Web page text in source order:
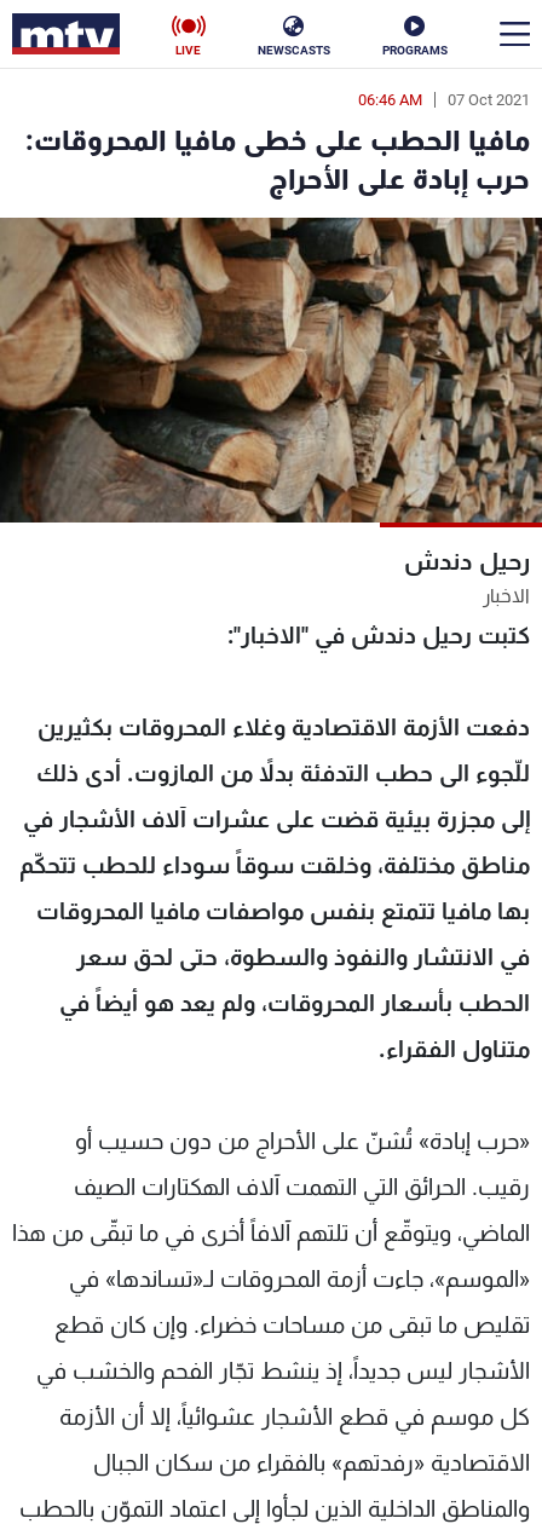
PROGRAMS
NEWSCASTS
LIVE
07 Oct 2021
06:46 AM
مافيا الحطب على خطى مافيا المحروقات:
حرب إبادة على الأحراج
رحيل دندش
الاخبار
كتبت رحيل دندش في "الاخبار":
دفعت الأزمة الاقتصادية وغلاء المحروقات بكثيرين
للّجوء الى حطب التدفئة بدلاً من المازوت. أدى ذلك
إلى مجزرة بيئية قضت على عشرات آلاف الأشجار في
مناطق مختلفة، وخلقت سوقاً سوداء للحطب تتحكّم
بها مافيا تتمتع بنفس مواصفات مافيا المحروقات
في الانتشار والنفوذ والسطوة، حتى لحق سعر
الحطب بأسعار المحروقات، ولم يعد هو أيضاً في
متناول الفقراء.
«حرب إبادة» تُشنّ على الأحراج من دون حسيب أو
رقيب. الحرائق التي التهمت آلاف الهكتارات الصيف
الماضي، ويتوقّع أن تلتهم آلافاً أخرى في ما تبقّى من هذا
«الموسم»، جاءت أزمة المحروقات لـ«تساندها» في
تقليص ما تبقى من مساحات خضراء. وإن كان قطع
الأشجار ليس جديداً، إذ ينشط تجّار الفحم والخشب في
كل موسم في قطع الأشجار عشوائياً، إلا أن الأزمة
الاقتصادية «رفدتهم» بالفقراء من سكان الجبال
والمناطق الداخلية الذين لجأوا إلى اعتماد التموّن بالحطب
en
الأخبار
سياسة ناس
إقتصاد فن
منوعات رياضة
كأس العالم
البرامج
شاهد البرامج
الترددات
لاعلاناتكم
شروط الإسـتخدام
سياسة الخصوصية